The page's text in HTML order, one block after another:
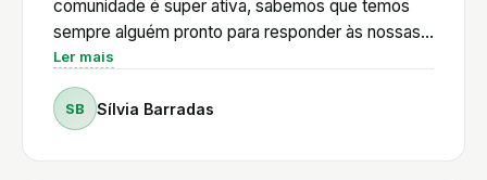
comunidade é super ativa, sabemos que temos
sempre alguém pronto para responder às nossas
dúvidas. Além disso, o Pedro é muito proativo em
relação às novidades de Shopify e cria com
frequência tutoriais de acordo com as mudanças
da plataforma e a nível legal também. E está
Ler mais
SB Sílvia Barradas